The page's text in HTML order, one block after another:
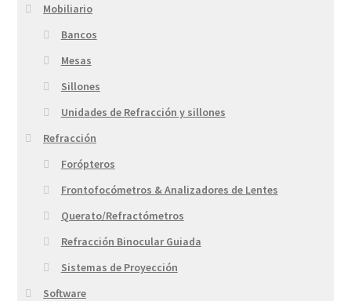
Mobiliario
Bancos
Mesas
Sillones
Unidades de Refracción y sillones
Refracción
Forópteros
Frontofocómetros & Analizadores de Lentes
Querato/Refractómetros
Refracción Binocular Guiada
Sistemas de Proyección
Software